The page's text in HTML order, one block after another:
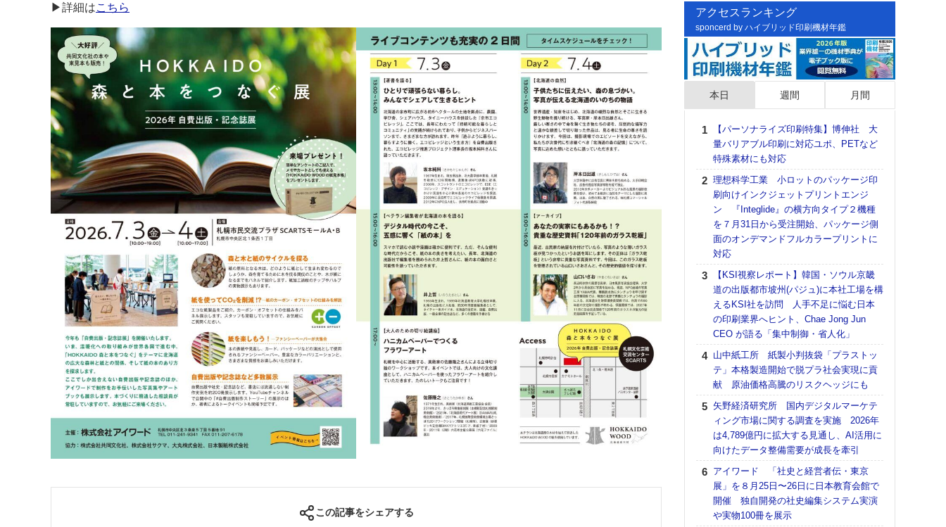
▶詳細はこちら
この記事をシェアする
アクセスランキング
sponcerd by ハイブリッド印刷機材年鑑
本日 週間 月間
【パーソナライズ印刷特集】博伸社 大
量バリアブル印刷に対応ユポ、PETなど
特殊素材にも対応
理想科学工業 小ロットのパッケージ印
刷向けインクジェットプリントエンジ
ン 『Integlide』の横方向タイプ２機種
を７月31日から受注開始、パッケージ側
面のオンデマンドフルカラープリントに
対応
【KSI視察レポート】韓国・ソウル京畿
道の出版都市坡州(パジュ)に本社工場を構
えるKSI社を訪問 人手不足に悩む日本
の印刷業界へヒント、Chae Jong Jun
CEO が語る「集中制御・省人化」
山中紙工所 紙製小判抜袋「プラストッ
テ」本格製造開始で脱プラ社会実現に貢
献 原油価格高騰のリスクヘッジにも
矢野経済研究所 国内デジタルマーケテ
ィング市場に関する調査を実施 2026年
は4,789億円に拡大する見通し、AI活用に
向けたデータ整備需要が成長を牽引
アイワード 「社史と経営者伝・東京
展」を８月25日〜26日に日本教育会館で
開催 独自開発の社史編集システム実演
や実物100冊を展示